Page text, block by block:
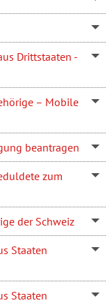
Drittstaaten -
– Mobile
beantragen
zum
der Schweiz
Staaten
Staaten